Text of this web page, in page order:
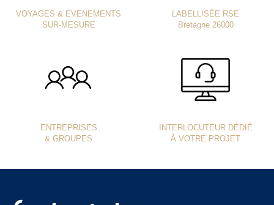
VOYAGES & EVENEMENTS
SUR-MESURE
LABELLISÉE RSE
Bretagne 26000
ENTREPRISES
& GROUPES
INTERLOCUTEUR DÉDIÉ
À VOTRE PROJET